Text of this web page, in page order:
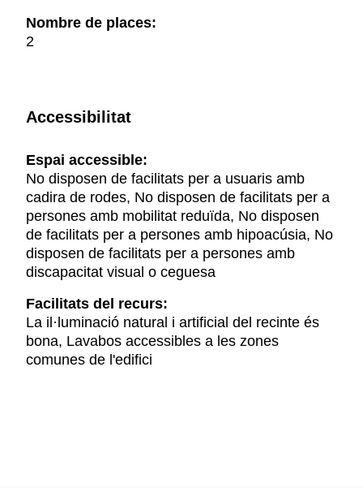
Nombre de places:
2
Accessibilitat
Espai accessible:
No disposen de facilitats per a usuaris amb
cadira de rodes, No disposen de facilitats per a
persones amb mobilitat reduïda, No disposen
de facilitats per a persones amb hipoacúsia, No
disposen de facilitats per a persones amb
discapacitat visual o ceguesa
Facilitats del recurs:
La il·luminació natural i artificial del recinte és
bona, Lavabos accessibles a les zones
comunes de l'edifici